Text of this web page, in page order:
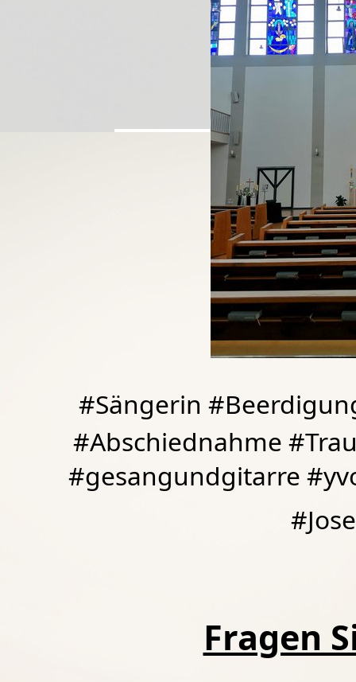
#Sängerin
#Abschiednahme
#gesangundgitarre
Fragen